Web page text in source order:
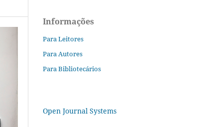
Informações
Para Leitores
Para Autores
Para Bibliotecários
Open Journal Systems